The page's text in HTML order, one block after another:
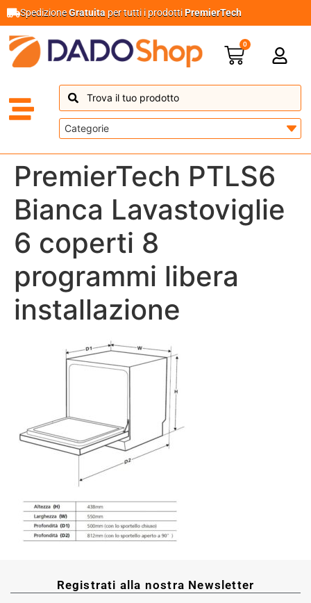
SpedizioneGratuita per tutti i prodottiPremierTech
0
PremierTech PTLS6
Bianca Lavastoviglie
6 coperti 8
programmi libera
installazione
Registrati alla nostra Newsletter